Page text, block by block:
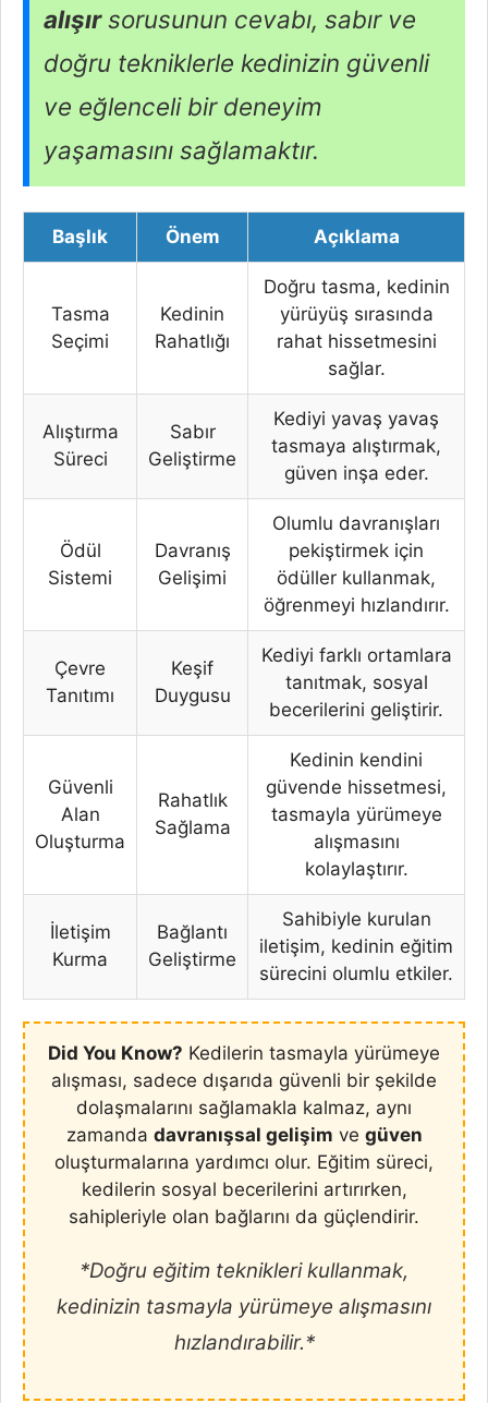
alışırsorusunun cevabı, sabır ve
doğru tekniklerle kedinizin güvenli
ve eğlenceli bir deneyim
yaşamasını sağlamaktır.
Başlık Önem Açıklama
Tasma
Seçimi
Kedinin
Rahatlığı
Doğru tasma, kedinin
yürüyüş sırasında
rahat hissetmesini
sağlar.
Alıştırma
Süreci
Sabır
Geliştirme
Kediyi yavaş yavaş
tasmaya alıştırmak,
güven inşa eder.
Ödül
Sistemi
Davranış
Gelişimi
Olumlu davranışları
pekiştirmek için
ödüller kullanmak,
öğrenmeyi hızlandırır.
Çevre
Tanıtımı
Keşif
Duygusu
Kediyi farklı ortamlara
tanıtmak, sosyal
becerilerini geliştirir.
Güvenli
Alan
Oluşturma
Rahatlık
Sağlama
Kedinin kendini
güvende hissetmesi,
tasmayla yürümeye
alışmasını
kolaylaştırır.
İletişim
Kurma
Bağlantı
Geliştirme
Sahibiyle kurulan
iletişim, kedinin eğitim
sürecini olumlu etkiler.
Did You Know? Kedilerin tasmayla yürümeye
alışması, sadece dışarıda güvenli bir şekilde
dolaşmalarını sağlamakla kalmaz, aynı
zamanda davranışsal gelişim ve güven
oluşturmalarına yardımcı olur. Eğitim süreci,
kedilerin sosyal becerilerini artırırken,
sahipleriyle olan bağlarını da güçlendirir.
*Doğru eğitim teknikleri kullanmak,
kedinizin tasmayla yürümeye alışmasını
hızlandırabilir.*